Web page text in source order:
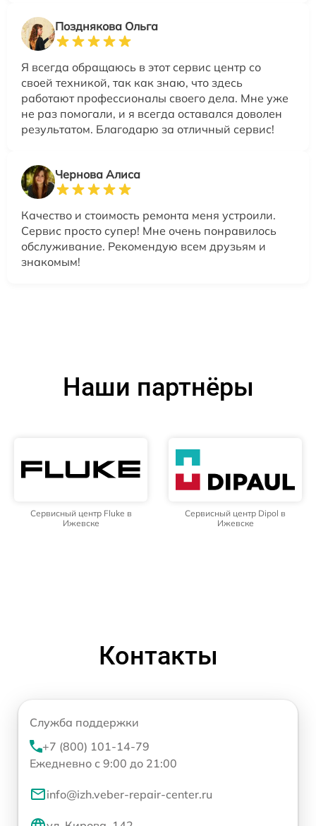
Позднякова Ольга
Я всегда обращаюсь в этот сервис центр со
своей техникой, так как знаю, что здесь
работают профессионалы своего дела. Мне уже
не раз помогали, и я всегда оставался доволен
результатом. Благодарю за отличный сервис!
Чернова Алиса
Качество и стоимость ремонта меня устроили.
Сервис просто супер! Мне очень понравилось
обслуживание. Рекомендую всем друзьям и
знакомым!
Наши партнёры
Сервисный центр Fluke в
Ижевске
Сервисный центр Dipol в
Ижевске
Контакты
Служба поддержки
+7 (800) 101-14-79
Ежедневно с 9:00 до 21:00
info@izh.veber-repair-center.ru